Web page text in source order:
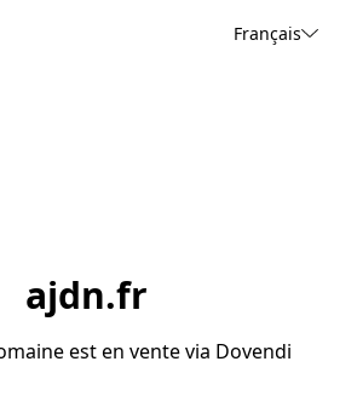
Français
ajdn.fr
est en vente via Dovendi